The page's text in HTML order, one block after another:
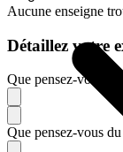
Aucune enseigne
Détaillez votre
Que pensez-vous
Que pensez-vous